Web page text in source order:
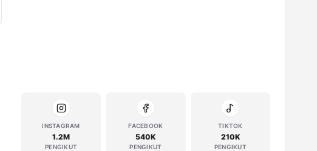
INSTAGRAM
1.2M
PENGIKUT
FACEBOOK
540K
PENGIKUT
TIKTOK
210K
PENGIKUT